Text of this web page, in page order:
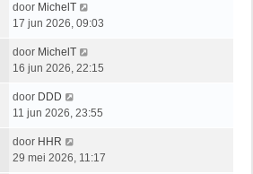
door MichelT
17 jun 2026, 09:03
door MichelT
16 jun 2026, 22:15
door DDD
11 jun 2026, 23:55
door HHR
29 mei 2026, 11:17